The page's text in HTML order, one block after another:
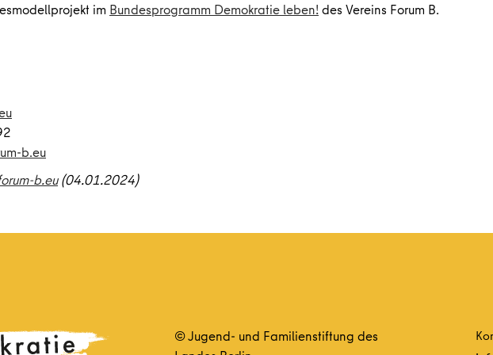
im Bundesprogramm Demokratie leben!des Vereins Forum B.
b.eu
b.eu(04.01.2024)
© Jugend- und Familienstiftung des